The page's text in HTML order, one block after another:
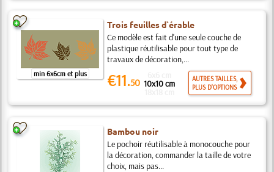
min 6x6cm et plus
Trois feuilles d`érable
Ce modèle est fait d'une seule couche de
plastique réutilisable pour tout type de
travaux de décoration,...
€11.50 10x10 cm
AUTRES TAILLES,
PLUS D'OPTIONS
Bambou noir
Le pochoir réutilisable à monocouche pour
la décoration, commander la taille de votre
choix, mais pas...